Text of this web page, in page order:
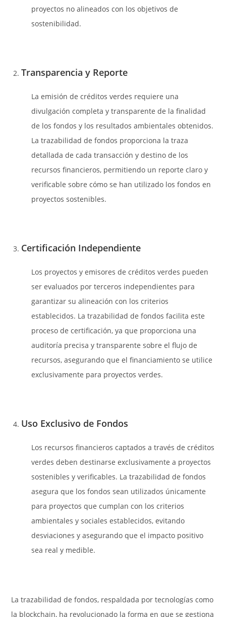
proyectos no alineados con los objetivos de
sostenibilidad.
Transparencia y Reporte
La emisión de créditos verdes requiere una
divulgación completa y transparente de la finalidad
de los fondos y los resultados ambientales obtenidos.
La trazabilidad de fondos proporciona la traza
detallada de cada transacción y destino de los
recursos financieros, permitiendo un reporte claro y
verificable sobre cómo se han utilizado los fondos en
proyectos sostenibles.
Certificación Independiente
Los proyectos y emisores de créditos verdes pueden
ser evaluados por terceros independientes para
garantizar su alineación con los criterios
establecidos. La trazabilidad de fondos facilita este
proceso de certificación, ya que proporciona una
auditoría precisa y transparente sobre el flujo de
recursos, asegurando que el financiamiento se utilice
exclusivamente para proyectos verdes.
Uso Exclusivo de Fondos
Los recursos financieros captados a través de créditos
verdes deben destinarse exclusivamente a proyectos
sostenibles y verificables. La trazabilidad de fondos
asegura que los fondos sean utilizados únicamente
para proyectos que cumplan con los criterios
ambientales y sociales establecidos, evitando
desviaciones y asegurando que el impacto positivo
sea real y medible.
La trazabilidad de fondos, respaldada por tecnologías como
la blockchain, ha revolucionado la forma en que se gestiona